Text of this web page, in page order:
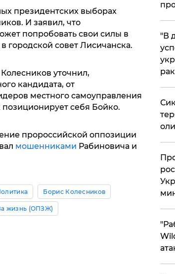
президентских выборах
И заявил, что
попробовать свои силы в
городской совет Лисичанска.
уточнил,
кандидата, от
местного самоуправления
позиционирует себя Бойко.
пророссийской оппозиции
мошенниками Рабиновича и
Борис Колесников
жизнь (ОПЗЖ)
​"В